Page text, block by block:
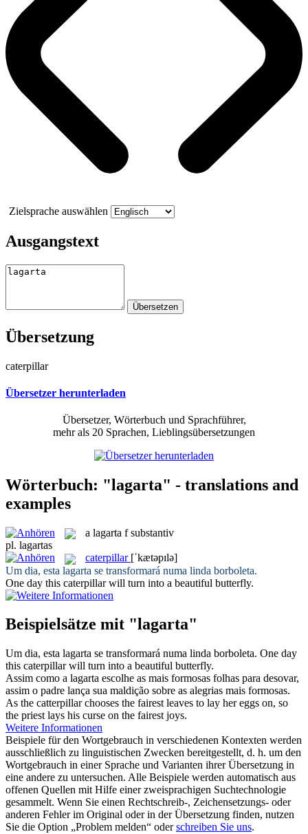
Zielsprache auswählen
Ausgangstext
Übersetzung
caterpillar
Übersetzer herunterladen
Übersetzer, Wörterbuch und Sprachführer,
mehr als 20 Sprachen, Lieblingsübersetzungen
Wörterbuch: "lagarta" - translations and
examples
a lagarta f substantiv
pl. lagartas
caterpillar [ˈkætəpɪlə]
Um dia, esta lagarta se transformará numa linda borboleta.
One day this caterpillarwill turn into a beautiful butterfly.
Beispielsätze mit "lagarta"
Um dia, esta lagarta se transformará numa linda borboleta. One day
this caterpillarwill turn into a beautiful butterfly.
Assim como a lagarta escolhe as mais formosas folhas para desovar,
assim o padre lança sua maldição sobre as alegrias mais formosas.
As the catterpillar chooses the fairest leaves to lay her eggs on, so
the priest lays his curse on the fairest joys.
Weitere Informationen
Beispiele für den Wortgebrauch in verschiedenen Kontexten werden
ausschließlich zu linguistischen Zwecken bereitgestellt, d. h. um den
Wortgebrauch in einer Sprache und Varianten ihrer Übersetzung in
eine andere zu untersuchen. Alle Beispiele werden automatisch aus
offenen Quellen mit Hilfe einer zweisprachigen Suchtechnologie
gesammelt. Wenn Sie einen Rechtschreib-, Zeichensetzungs- oder
anderen Fehler im Original oder in der Übersetzung finden, nutzen
Sie die Option „Problem melden“ oderschreiben Sie uns.